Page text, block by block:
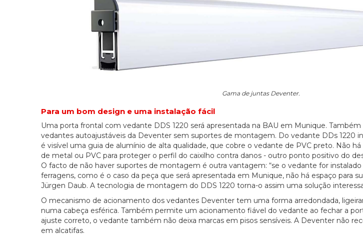
Gama de juntas Deventer.
Para um bom design e uma instalação fácil
Uma porta frontal com vedante DDS 1220 será apresentada na BAU em Munique.
vedantes autoajustáveis da Deventer sem suportes de montagem. Do vedante DDs 1220
é visível uma guia de alumínio de alta qualidade, que cobre o vedante de PVC preto. Não
de metal ou PVC para proteger o perfil do caixilho contra danos - outro ponto positivo do
O facto de não haver suportes de montagem é outra vantagem: “se o vedante for instalado
ferragens, como é o caso da peça que será apresentada em Munique, não há espaço para
Jürgen Daub. A tecnologia de montagem do DDS 1220 torna-o assim uma solução
O mecanismo de acionamento dos vedantes Deventer tem uma forma arredondada,
numa cabeça esférica. Também permite um acionamento fiável do vedante ao fechar a
ajuste correto, o vedante também não deixa marcas em pisos sensíveis. A Deventer não
em alcatifas.
20/07/2026